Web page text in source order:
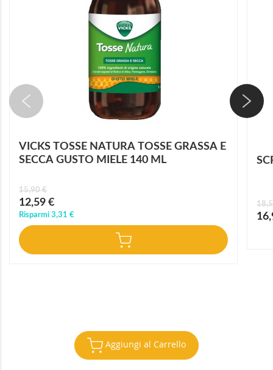
VICKS TOSSE NATURA TOSSE GRASSA E
SECCA GUSTO MIELE 140 ML
Prezzo
speciale
12,59 €
15,90 €
Risparmi 3,31 €
Aggiungi al Carrello